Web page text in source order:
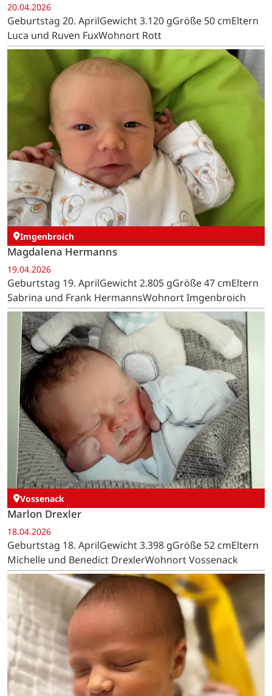
20.04.2026
Geburtstag 20. AprilGewicht 3.120 gGröße 50 cmEltern
Luca und Ruven FuxWohnort Rott
Imgenbroich
Magdalena Hermanns
19.04.2026
Geburtstag 19. AprilGewicht 2.805 gGröße 47 cmEltern
Sabrina und Frank HermannsWohnort Imgenbroich
Vossenack
Marlon Drexler
18.04.2026
Geburtstag 18. AprilGewicht 3.398 gGröße 52 cmEltern
Michelle und Benedict DrexlerWohnort Vossenack